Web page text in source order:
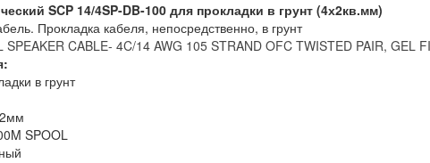
SCP 14/4SP-DB-100 для прокладки в грунт (4х2кв.мм)
Прокладка кабеля, непосредственно, в грунт
SPEAKER CABLE- 4C/14 AWG 105 STRAND OFC TWISTED PAIR, GEL
в грунт
SPOOL